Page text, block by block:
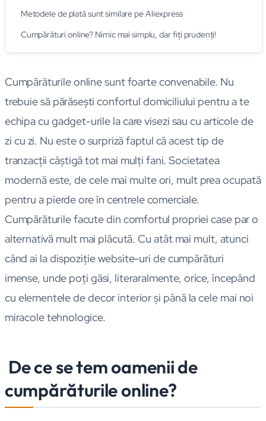
Metodele de plată sunt similare pe Aliexpress
Cumpărături online? Nimic mai simplu, dar fiţi prudenţi!
Cumpărăturile online sunt foarte convenabile. Nu
trebuie să părăseşti confortul domiciliului pentru a te
echipa cu gadget-urile la care visezi sau cu articole de
zi cu zi. Nu este o surpriză faptul că acest tip de
tranzacţii câştigă tot mai mulţi fani. Societatea
modernă este, de cele mai multe ori, mult prea ocupată
pentru a pierde ore în centrele comerciale.
Cumpărăturile facute din comfortul propriei case par o
alternativă mult mai plăcută. Cu atât mai mult, atunci
când ai la dispoziţie website-uri de cumpărături
imense, unde poţi găsi, literaralmente, orice, începând
cu elementele de decor interior şi până la cele mai noi
miracole tehnologice.
De ce se tem oamenii de
cumpărăturile online?